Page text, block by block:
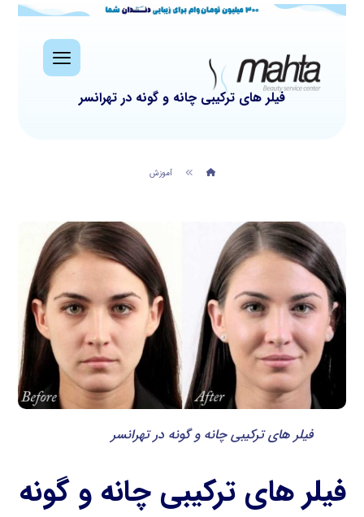
فیلر های ترکیبی چانه و گونه در تهرانسر
آموزش
فیلر های ترکیبی چانه و گونه در تهرانسر
فیلر های ترکیبی چانه و گونه